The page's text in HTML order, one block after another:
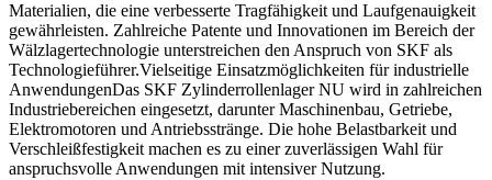
Materialien, die eine verbesserte Tragfähigkeit und Laufgenauigkeit
gewährleisten. Zahlreiche Patente und Innovationen im Bereich der
Wälzlagertechnologie unterstreichen den Anspruch von SKF als
Technologieführer.Vielseitige Einsatzmöglichkeiten für industrielle
AnwendungenDas SKF Zylinderrollenlager NU wird in zahlreichen
Industriebereichen eingesetzt, darunter Maschinenbau, Getriebe,
Elektromotoren und Antriebsstränge. Die hohe Belastbarkeit und
Verschleißfestigkeit machen es zu einer zuverlässigen Wahl für
anspruchsvolle Anwendungen mit intensiver Nutzung.